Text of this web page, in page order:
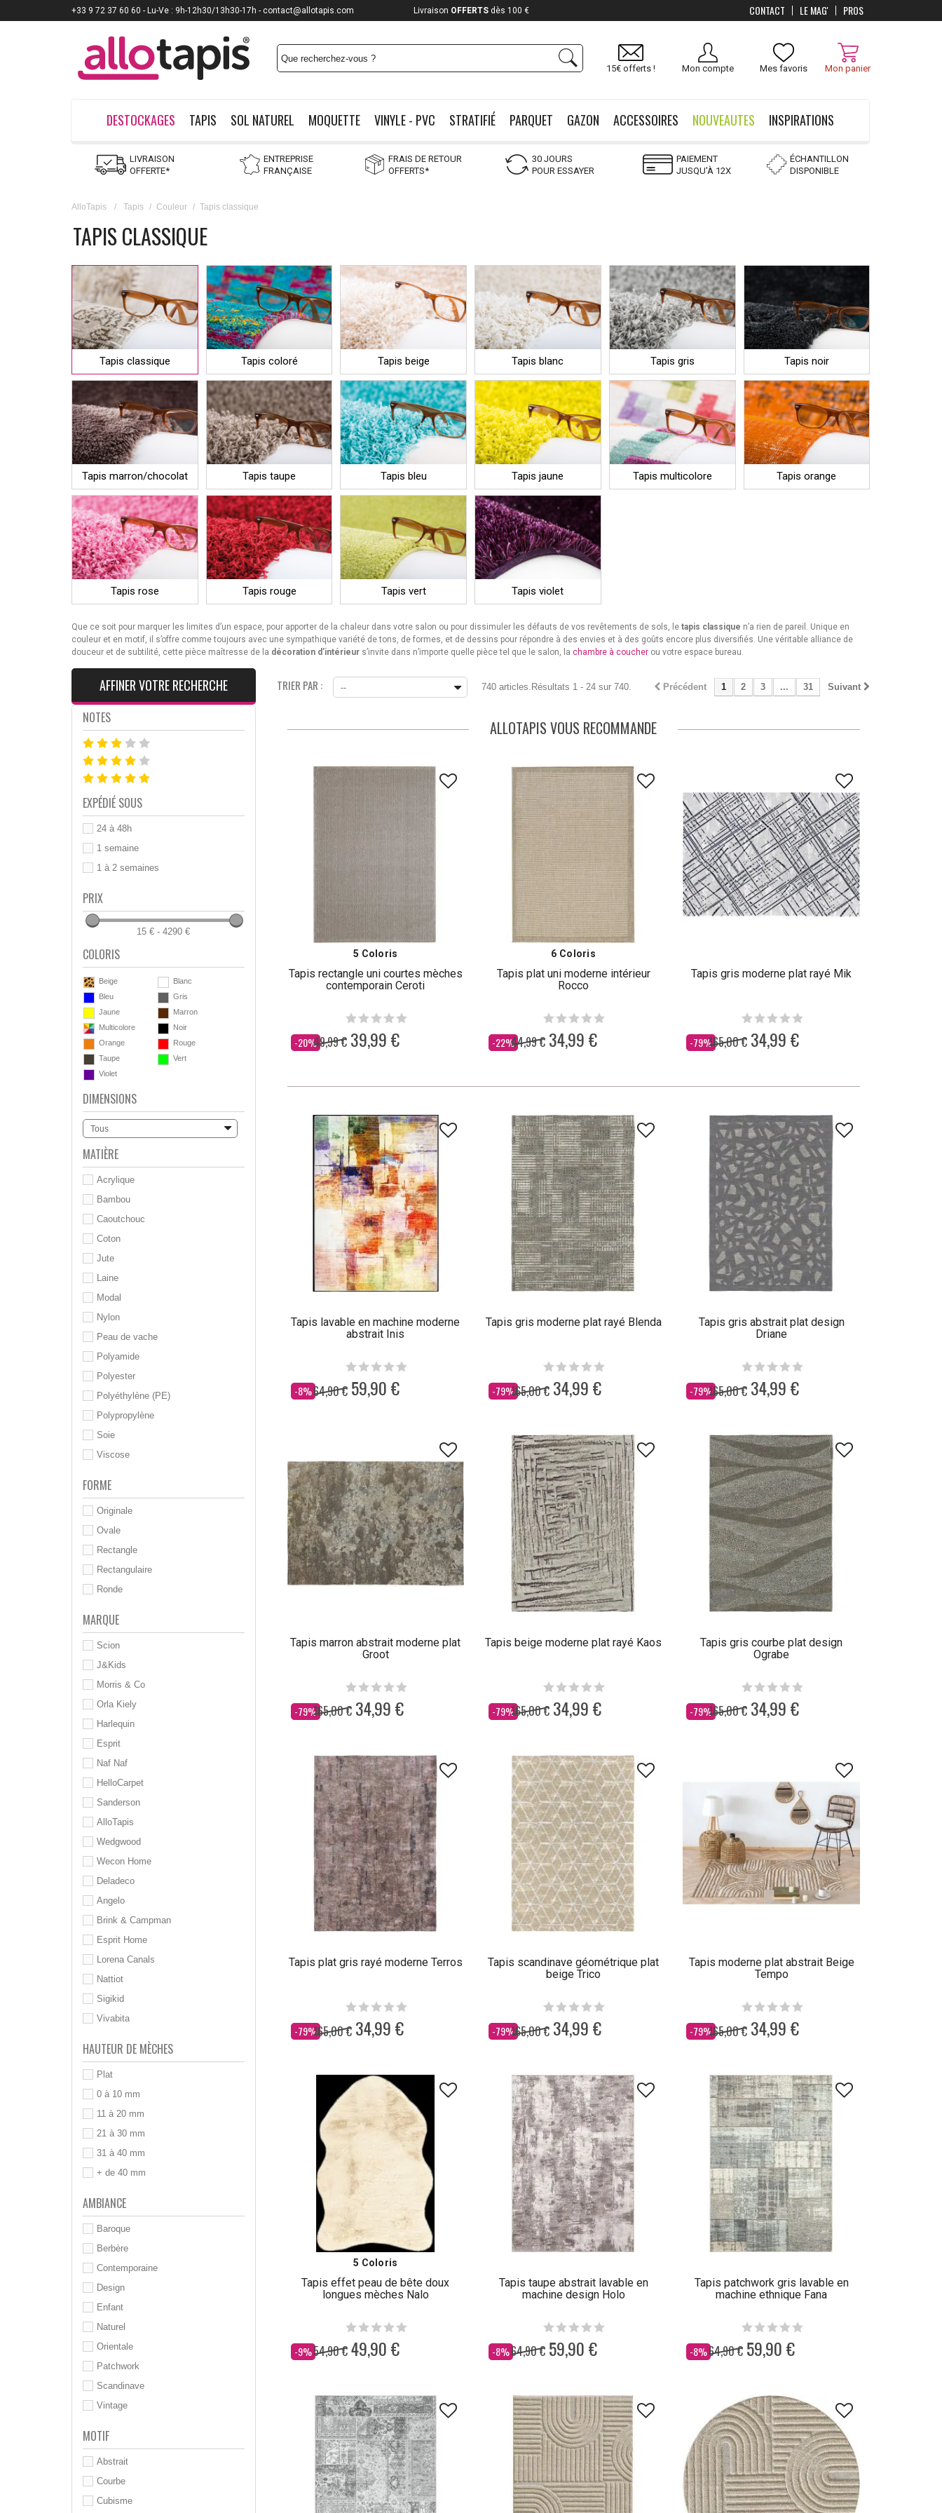
Mon panier
Mes favoris
Mon compte
15€ offerts !
DESTOCKAGES TAPIS SOL NATUREL MOQUETTE VINYLE - PVC STRATIFIÉ PARQUET GAZON ACCESSOIRES NOUVEAUTES INSPIRATIONS
LIVRAISON
OFFERTE*
ENTREPRISE
FRANÇAISE
FRAIS DE RETOUR
OFFERTS*
30 JOURS
POUR ESSAYER
PAIEMENT
JUSQU'À 12X
ÉCHANTILLON
DISPONIBLE
AlloTapis / Tapis / Couleur / Tapis classique
TAPIS CLASSIQUE
Tapis classique Tapis coloré Tapis beige Tapis blanc Tapis gris Tapis noir
Tapis marron/chocolat Tapis taupe Tapis bleu Tapis jaune Tapis multicolore Tapis orange
Tapis rose Tapis rouge Tapis vert Tapis violet
Que ce soit pour marquer les limites d’un espace, pour apporter de la chaleur dans votre salon ou pour dissimuler les défauts de vos revêtements de sols, le tapis classique n’a rien de pareil. Unique en
couleur et en motif, il s’offre comme toujours avec une sympathique variété de tons, de formes, et de dessins pour répondre à des envies et à des goûts encore plus diversifiés. Une véritable alliance de
douceur et de subtilité, cette pièce maîtresse de la décoration d’intérieur s’invite dans n’importe quelle pièce tel que le salon, la chambre à coucher ou votre espace bureau.
AFFINER VOTRE RECHERCHE
NOTES
EXPÉDIÉ SOUS
24 à 48h
1 semaine
1 à 2 semaines
PRIX
15 € - 4290 €
COLORIS
Beige
Blanc
Bleu
Gris
Jaune
Marron
Multicolore
Noir
Orange
Rouge
Taupe
Vert
Violet
DIMENSIONS
Tous
MATIÈRE
Acrylique
Bambou
Caoutchouc
Coton
Jute
Laine
Modal
Nylon
Peau de vache
Polyamide
Polyester
Polyéthylène (PE)
Polypropylène
Soie
Viscose
FORME
Originale
Ovale
Rectangle
Rectangulaire
Ronde
MARQUE
Scion
J&Kids
Morris & Co
Orla Kiely
Harlequin
Esprit
Naf Naf
HelloCarpet
Sanderson
AlloTapis
Wedgwood
Wecon Home
Deladeco
Angelo
Brink & Campman
Esprit Home
Lorena Canals
Nattiot
Sigikid
Vivabita
HAUTEUR DE MÈCHES
Plat
0 à 10 mm
11 à 20 mm
21 à 30 mm
31 à 40 mm
+ de 40 mm
AMBIANCE
Baroque
Berbère
Contemporaine
Design
Enfant
Naturel
Orientale
Patchwork
Scandinave
Vintage
MOTIF
Abstrait
Courbe
Cubisme
TRIER PAR : -- 740 articles. Précédent 1 2 3 ... 31 Suivant
Résultats 1 - 24 sur 740.
ALLOTAPIS VOUS RECOMMANDE
5 Coloris
Tapis rectangle uni courtes mèches
contemporain Ceroti
-20%
Dès 49,99 € 39,99 €
6 Coloris
Tapis plat uni moderne intérieur
Rocco
-22%
Dès 44,99 € 34,99 €
Tapis gris moderne plat rayé Mik
-79%
Dès 165,00 € 34,99 €
Tapis lavable en machine moderne
abstrait Inis
-8%
Dès 64,90 € 59,90 €
Tapis gris moderne plat rayé Blenda
-79%
Dès 165,00 € 34,99 €
Tapis gris abstrait plat design
Driane
-79%
Dès 165,00 € 34,99 €
Tapis marron abstrait moderne plat
Groot
-79%
Dès 165,00 € 34,99 €
Tapis beige moderne plat rayé Kaos
-79%
Dès 165,00 € 34,99 €
Tapis gris courbe plat design
Ograbe
-79%
Dès 165,00 € 34,99 €
Tapis plat gris rayé moderne Terros
-79%
Dès 165,00 € 34,99 €
Tapis scandinave géométrique plat
beige Trico
-79%
Dès 165,00 € 34,99 €
Tapis moderne plat abstrait Beige
Tempo
-79%
Dès 165,00 € 34,99 €
5 Coloris
Tapis effet peau de bête doux
longues mèches Nalo
-9%
Dès 54,90 € 49,90 €
Tapis taupe abstrait lavable en
machine design Holo
-8%
Dès 64,90 € 59,90 €
Tapis patchwork gris lavable en
machine ethnique Fana
-8%
Dès 64,90 € 59,90 €
PROS
LE MAG'
CONTACT
+33 9 72 37 60 60 - Lu-Ve : 9h-12h30/13h30-17h - contact@allotapis.com Payez jusqu'à12x OFFERTSdès 100 €